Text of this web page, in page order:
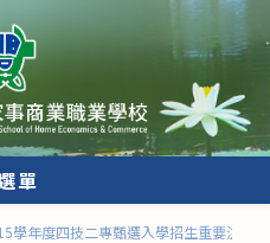
單
學年度四技二專甄選入學招生重要注意